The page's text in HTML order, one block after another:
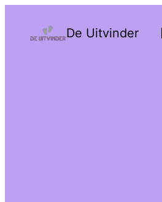
De Uitvinder